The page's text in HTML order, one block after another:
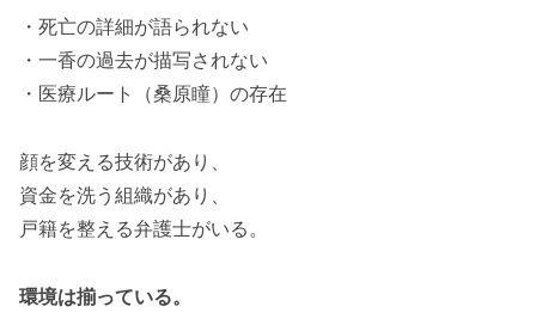
・死亡の詳細が語られない
・一香の過去が描写されない
・医療ルート（桑原瞳）の存在
顔を変える技術があり、
資金を洗う組織があり、
戸籍を整える弁護士がいる。
環境は揃っている。